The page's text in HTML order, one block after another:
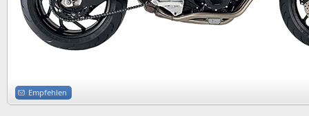
Empfehlen